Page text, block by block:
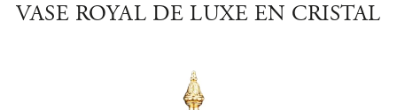
VASE ROYAL DE LUXE EN CRISTAL